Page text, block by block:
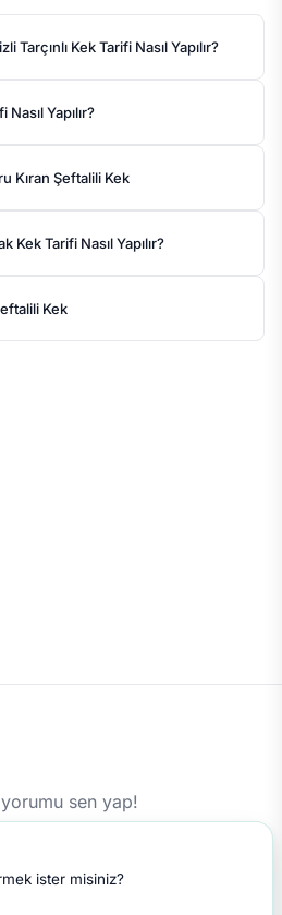
Tarçınlı Kek Tarifi Nasıl Yapılır?
Yapılır?
Kıran Şeftalili Kek
Kek Tarifi Nasıl Yapılır?
Kek
sen yap!
ister misiniz?